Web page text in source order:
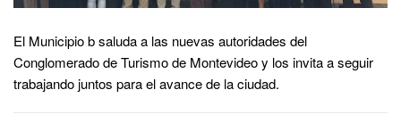
El Municipio b saluda a las nuevas autoridades del
Conglomerado de Turismo de Montevideo y los invita a seguir
trabajando juntos para el avance de la ciudad.